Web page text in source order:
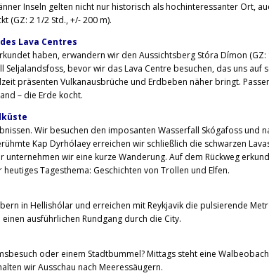
Inseln gelten nicht nur historisch als hochinteressanter Ort,
(GZ: 2 1/2 Std., +/- 200 m).
Lava Centres
haben, erwandern wir den Aussichtsberg Stóra Dímon (GZ:
bevor wir das Lava Centre besuchen, das uns auf
präsenten Vulkanausbrüche und Erdbeben näher bringt.
– die Erde kocht.
Wir besuchen den imposanten Wasserfall Skógafoss und
Kap Dyrhólaey erreichen wir schließlich die schwarzen
wir eine kurze Wanderung. Auf dem Rückweg
Tagesthema: Geschichten von Trollen und Elfen.
in Hellishólar und erreichen mit Reykjavik die pulsierende
ausführlichen Rundgang durch die City.
oder einem Stadtbummel? Mittags steht eine
wir Ausschau nach Meeressäugern.